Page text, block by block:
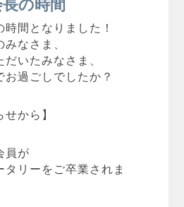
間となりました！
なさま、
いたみなさま、
過ごしでしたか？
から】
員が
リーをご卒業されま